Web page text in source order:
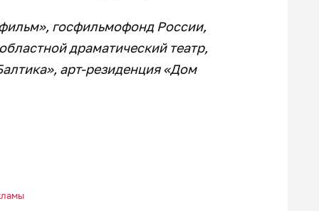
госфильмофонд России,
драматический театр,
арт-резиденция «Дом